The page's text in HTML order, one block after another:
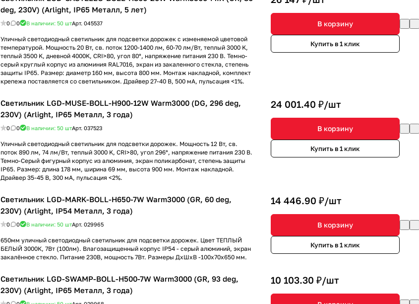
deg, 230V) (Arlight, IP65 Металл, 5 лет)
0 0 В наличии: 50 штАрт. 045537
Уличный светодиодный светильник для подсветки дорожек с изменяемой цветовой
температурой. Мощность 20 Вт, св. поток 1200-1400 лм, 60-70 лм/Вт, теплый 3000 K,
теплый 3500 K, дневной 4000K, CRI>80, угол 80°, напряжение питания 230 В. Темно-
серый круглый корпус из алюминия RAL7016, экран из закаленного стекла, степень
защиты IP65. Размер: диаметр 160 мм, высота 800 мм. Монтаж накладной, комплект
крепежа поставляется со светильником. Драйвер 27-40 В, 500 мА, пульсация <1%.
В корзину
Купить в 1 клик
Светильник LGD-MUSE-BOLL-H900-12W Warm3000 (DG, 296 deg,
230V) (Arlight, IP65 Металл, 3 года)
0 0 В наличии: 50 штАрт. 037523
Уличный светодиодный светильник для подсветки дорожек. Мощность 12 Вт, св.
поток 890 лм, 74 лм/Вт, теплый 3000 K, CRI>80, угол 296°, напряжение питания 230 В.
Темно-Серый фигурный корпус из алюминия, экран поликарбонат, степень защиты
IP65. Размер: длина 178 мм, ширина 69 мм, высота 900 мм. Монтаж накладной.
Драйвер 35-45 В, 300 мА, пульсация <2%.
24 001.40 ₽/шт
В корзину
Купить в 1 клик
Светильник LGD-MARK-BOLL-H650-7W Warm3000 (GR, 60 deg,
230V) (Arlight, IP54 Металл, 3 года)
0 0 В наличии: 50 штАрт. 029965
650мм уличный светодиодный светильник для подсветки дорожек. Цвет ТЕПЛЫЙ
БЕЛЫЙ 3000К, 7Вт (100лм). Влагозащищенный корпус IP54 - серый алюминий, экран
закалённое стекло. Питание 230В, мощность 7Вт. Размеры ДхШхВ -100х70х650 мм.
14 446.90 ₽/шт
В корзину
Купить в 1 клик
Светильник LGD-SWAMP-BOLL-H500-7W Warm3000 (GR, 93 deg,
230V) (Arlight, IP65 Металл, 3 года)
10 103.30 ₽/шт